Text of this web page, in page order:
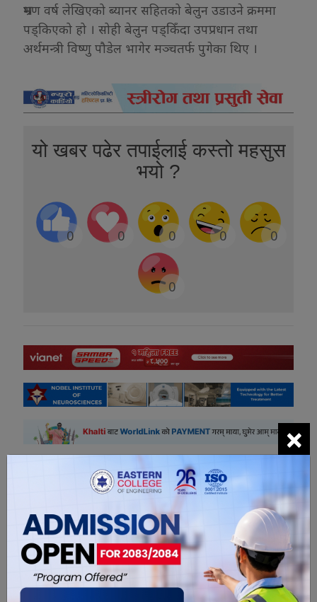
भ्रमण वर्ष लेखिएको ब्यानर सहितको बेलुन उडाउने क्रममा
पड्किएको हो । सोही बेलुन पड्किँदा उपप्रधान तथा
अर्थमन्त्री विष्णु पौडेल भागेर मञ्चतर्फ पुगेका थिए ।
यो खबर पढेर तपाईलाई कस्तो महसुस
भयो ?
0 0 0 0 0
0
सम्बंधित खबरहरु
×